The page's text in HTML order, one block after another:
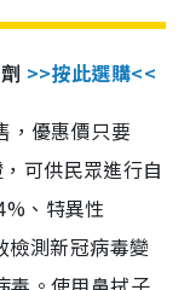
>>按此選購<<
，優惠價只要
可供民眾進行自
、特異性
測新冠病毒變